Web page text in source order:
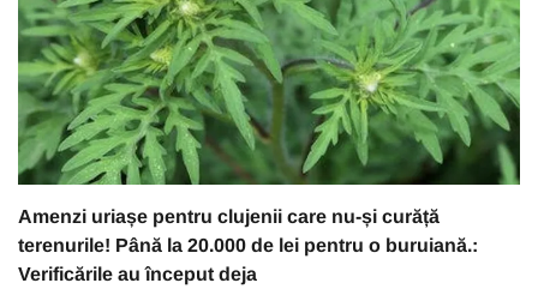
Amenzi uriașe pentru clujenii care nu-și curăță
terenurile! Până la 20.000 de lei pentru o buruiană.:
Verificările au început deja